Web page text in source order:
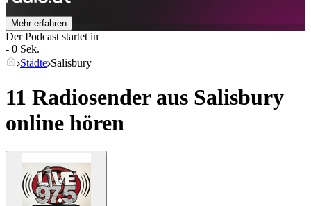
Mehr erfahren
Der Podcast startet in
- 0 Sek.
Städte Salisbury
11 Radiosender aus Salisbury
online hören